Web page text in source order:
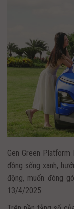
Gen Green
đồng sống xanh,
động, muốn đóng
13/4/2025.